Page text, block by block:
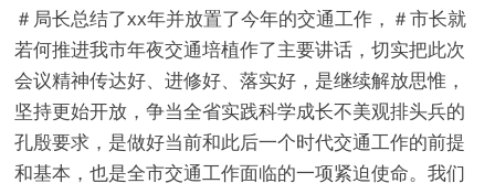
＃局长总结了xx年并放置了今年的交通工作，＃市长就
若何推进我市年夜交通培植作了主要讲话，切实把此次
会议精神传达好、进修好、落实好，是继续解放思惟，
坚持更始开放，争当全省实践科学成长不美观排头兵的
孔殷要求，是做好当前和此后一个时代交通工作的前提
和基本，也是全市交通工作面临的一项紧迫使命。我们